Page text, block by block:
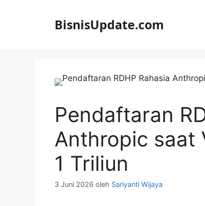
BisnisUpdate.com
Pendaftaran
Anthropic saat
1 Triliun
3 Juni 2026 oleh Sariyanti Wijaya